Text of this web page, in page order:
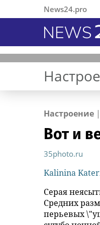
News24.pro
В Ингушетии
открытие
России
«Деловые
Работа»:
специалистов в
MWS AI
больших
Не шути с
Томичка
полицейского
Настроение |
Вот и
35photo.ru
Kalinina
Серая
Средних
перьевых